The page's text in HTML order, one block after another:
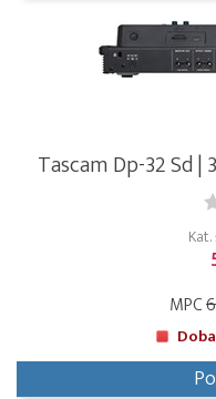
Tascam Dp-32 Sd
MPC